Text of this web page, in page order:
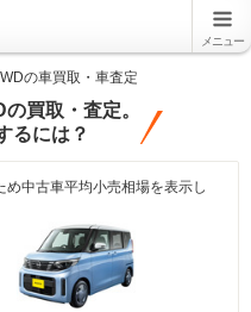
メニュー
の車買取・車査定
買取・査定。
るには？
中古車平均小売相場を表示し